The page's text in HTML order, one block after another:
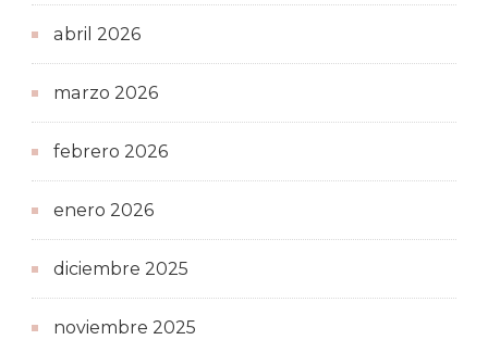
abril 2026
marzo 2026
febrero 2026
enero 2026
diciembre 2025
noviembre 2025